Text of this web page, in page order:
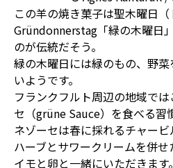
この羊の焼き菓子は聖木曜日
Gründonnerstag 「緑の木曜日
のが伝統だそう。
緑の木曜日には緑のもの、野
いようです。
フランクフルト周辺の地域で
セ（grüne Sauce）を食べる習
ネゾーセは春に採れるチャー
ハーブとサワークリームを併
イモと卵と一緒にいただきま